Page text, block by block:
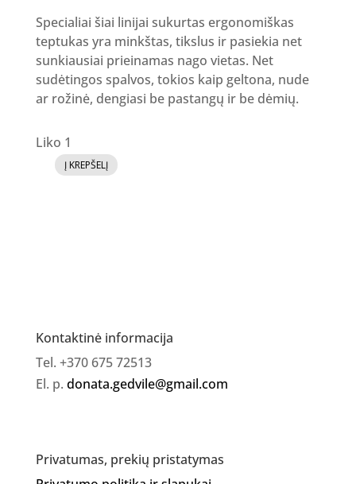
Specialiai šiai linijai sukurtas ergonomiškas
teptukas yra minkštas, tikslus ir pasiekia net
sunkiausiai prieinamas nago vietas. Net
sudėtingos spalvos, tokios kaip geltona, nude
ar rožinė, dengiasi be pastangų ir be dėmių.
Liko 1
produkto
Į KREPŠELĮ
Kontaktinė informacija
Tel. +370 675 72513
El. p. donata.gedvile@gmail.com
Privatumas, prekių pristatymas